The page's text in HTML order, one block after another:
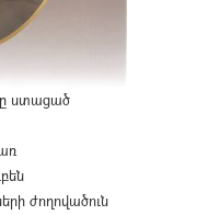
ստացած
ժողովածուն